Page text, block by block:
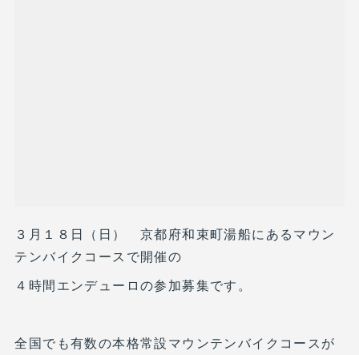
３月１８日（日） 京都府和束町湯船にあるマウン
テンバイクコースで開催の
４時間エンデューロの参加募集です。
全国でも有数の本格常設マウンテンバイクコースが